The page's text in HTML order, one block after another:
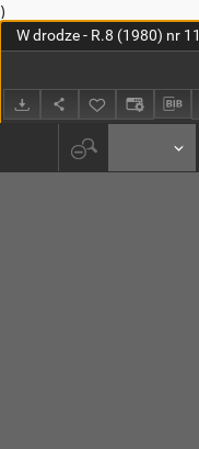
)
W drodze - R.8 (1980) nr 11